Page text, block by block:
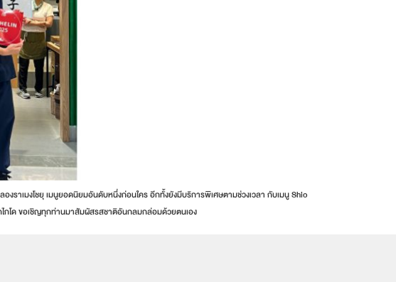
งราเมงโชยุ เมนูยอดนิยมอันดับหนึ่งก่อนใคร อีกทั้งยังมีบริการพิเศษตามช่วงเวลา กับเมนู Shio
ไกโด ขอเชิญทุกท่านมาสัมผัสรสชาติอันกลมกล่อมด้วยตนเอง